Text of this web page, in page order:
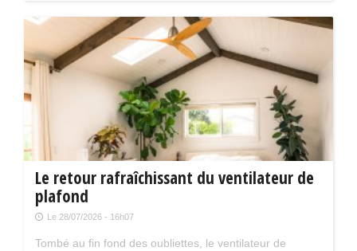
limiter le nombre de chantiers éligibles. Tour d'horizon.
Le retour rafraîchissant du ventilateur de
plafond
Le 28/07/2026 - 16h07
Tombé au fin fond des oubliettes, le ventilateur de